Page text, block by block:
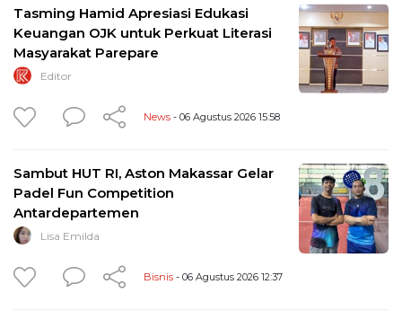
Tasming Hamid Apresiasi Edukasi
Keuangan OJK untuk Perkuat Literasi
Masyarakat Parepare
Editor
News - 06 Agustus 2026 15:58
Sambut HUT RI, Aston Makassar Gelar
Padel Fun Competition
Antardepartemen
Lisa Emilda
Bisnis - 06 Agustus 2026 12:37